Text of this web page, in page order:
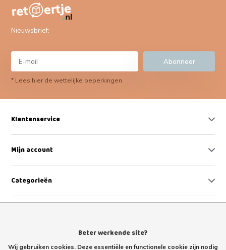
Nieuwsbrief:
Abonneer
* Lees hier de wettelijke beperkingen
Klantenservice
Mijn account
Categorieën
Beter werkende site?
Wij gebruiken cookies. Deze essentiële en functionele cookie zijn nodig